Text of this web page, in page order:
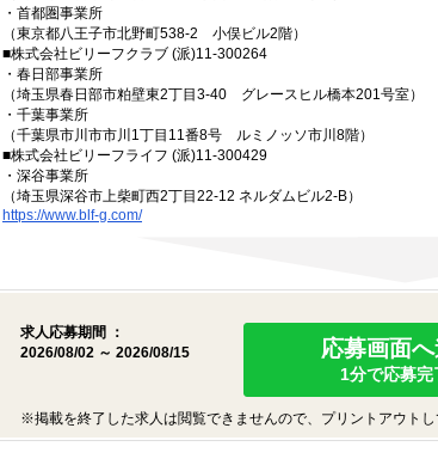
・首都圏事業所
（東京都八王子市北野町538-2 小俣ビル2階）
■株式会社ビリーフクラブ (派)11-300264
・春日部事業所
（埼玉県春日部市粕壁東2丁目3-40 グレースヒル橋本201号室）
・千葉事業所
（千葉県市川市市川1丁目11番8号 ルミノッソ市川8階）
■株式会社ビリーフライフ (派)11-300429
・深谷事業所
（埼玉県深谷市上柴町西2丁目22-12 ネルダムビル2-B）
https://www.blf-g.com/
求人応募期間 ：
2026/08/02 ～ 2026/08/15
応募画面
1分で応募完
※掲載を終了した求人は閲覧できませんので、プリントアウトし